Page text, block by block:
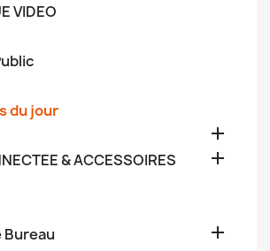
VIDEO
du jour

& ACCESSOIRES 
